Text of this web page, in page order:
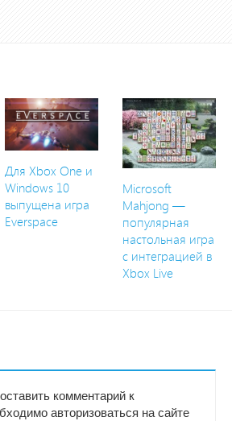
Для Xbox One и
Windows 10
выпущена игра
Everspace
Microsoft
Mahjong —
популярная
настольная игра
с интеграцией в
Xbox Live
комментарий к
авторизоваться на сайте